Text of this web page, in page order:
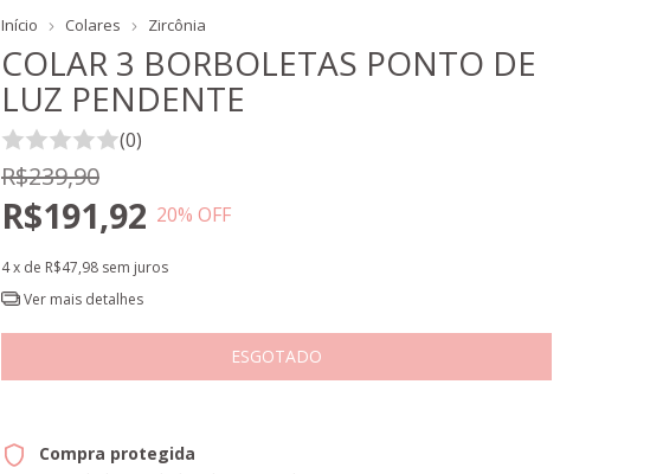
Início Colares Zircônia
COLAR 3 BORBOLETAS PONTO DE
LUZ PENDENTE
(0)
R$239,90
R$191,92 20% OFF
4x de R$47,98 sem juros
Ver mais detalhes
Compra protegida